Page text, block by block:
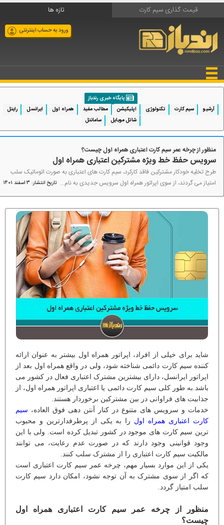
قیمت گذاری سیم کارت تازه ها
ورود به حساب اینترنتی
پایگاه خبری رندباز
آرشیو
سیم کارت تکنولوژی اپلیکیشن مطالب مفید همراه اول ایرانسل
رایتل
شاتل موبایل
سامانتل
منظور از چرخه عمر سیم کارت اعتباری همراه اول چیست؟
سرویس حفظ خط ویژه مشترکین اعتباری همراه اول
طرح تخلیه خودکار مشترکین فاقد کارکرد، سیم کارت های اعتباری به صورت اتوماتیک سلب
امتیاز می گردند، از سوی اپراتور همراه اول سرویس جدیدی به نام... تاریخ انتشار: 3 اسفند 1401
شاید برای خیلی از افراد، اپراتور همراه اول بیشتر به عنوان ارائه
کننده سیم کارت دائمی شناخته شود، ولی در واقع همراه اول بعد از
اپراتور ایرانسل، دارای بیشترین مشترک اعتباری فعال در کشور می
باشد.به طور کلی سیم کارت دائمی یا اعتباری اپراتور همراه اول، از
جذابیت های فراوانی در بین مشترکین برخوردار هستند.
خدمات و سرویس های متنوع در کنار آنتن دهی فوق العاده، سیم
کارت اعتباری همراه اول را به یکی از پرطرفدارترین و محبوب
ترین سیم کارت های موجود در کشور تبدیل کرده است. ولی با این
وجود قوانینی وجود دارند که در صورت عدم رعایت، می توانند
مالکیت سیم کارت اعتباری را از مشترک سلب کنند.
یکی از این موارد بسیار مهم، چرخه عمر سیم کارت اعتباری است
که اگر از سوی مشترک به آن توجه نشود، امکان دارد سیم کارت
سلب امتیاز گردد.
منظور از چرخه عمر سیم کارت اعتباری همراه اول
چیست؟